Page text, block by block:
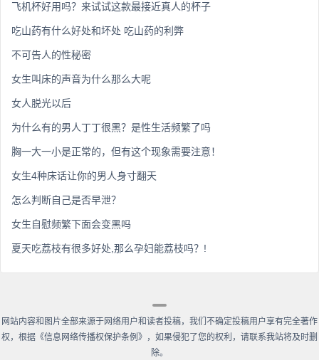
飞机杯好用吗？来试试这款最接近真人的杯子
吃山药有什么好处和坏处 吃山药的利弊
不可告人的性秘密
女生叫床的声音为什么那么大呢
女人脱光以后
为什么有的男人丁丁很黑？是性生活频繁了吗
胸一大一小是正常的，但有这个现象需要注意！
女生4种床话让你的男人身寸翻天
怎么判断自己是否早泄？
女生自慰频繁下面会变黑吗
夏天吃荔枝有很多好处,那么孕妇能荔枝吗？!
网站内容和图片全部来源于网络用户和读者投稿，我们不确定投稿用户享有完全著作
权，根据《信息网络传播权保护条例》，如果侵犯了您的权利，请联系我站将及时删
除。